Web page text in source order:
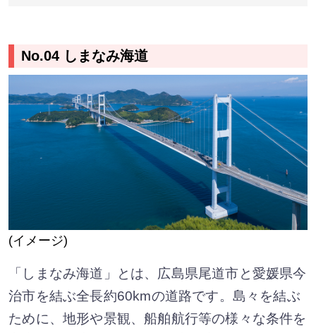
No.04 しまなみ海道
(イメージ)
「しまなみ海道」とは、広島県尾道市と愛媛県今
治市を結ぶ全長約60kmの道路です。島々を結ぶ
ために、地形や景観、船舶航行等の様々な条件を